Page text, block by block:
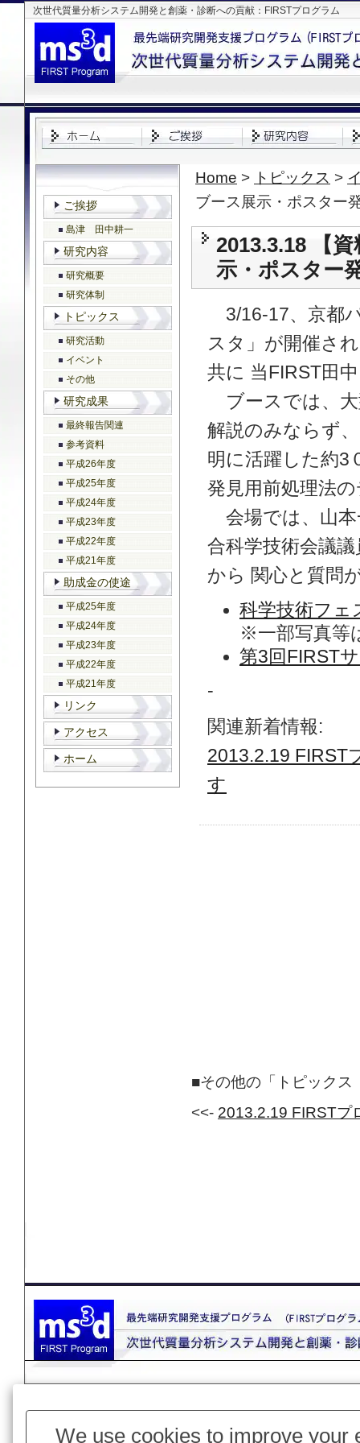
次世代質量分析システム開発と創薬・診断への貢献：FIRSTプログラム
Home > トピックス >
ブース展示・ポスター
2013.3.18 【
示・ポスター
3/16-17、京都
スタ」が開催さ
共に 当FIRST田
ブースでは、大
解説のみならず
明に活躍した約3
発見用前処理法
会場では、山本
合科学技術会議
から 関心と質問
科学技術フェ
※一部写真等
第3回FIRST
-
関連新着情報:
2013.2.19 FIRST
す
■その他の「トピックス
<<- 2013.2.19 FIRSTプ
ご挨拶
島津 田中耕一
研究内容
研究概要
研究体制
トピックス
研究活動
イベント
その他
研究成果
最終報告関連
参考資料
平成26年度
平成25年度
平成24年度
平成23年度
平成22年度
平成21年度
助成金の使途
平成25年度
平成24年度
平成23年度
平成22年度
平成21年度
リンク
アクセス
ホーム
We use cookies to improve your